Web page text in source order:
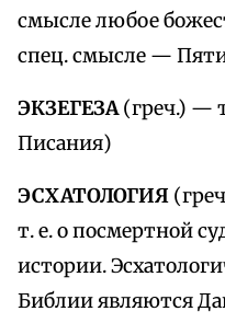
смысле любое
спец. смысле —
ЭКЗЕГЕЗА(греч.) —
Писания)
ЭСХАТОЛОГИЯ
т. е. о посмертной
истории.
Библии являются